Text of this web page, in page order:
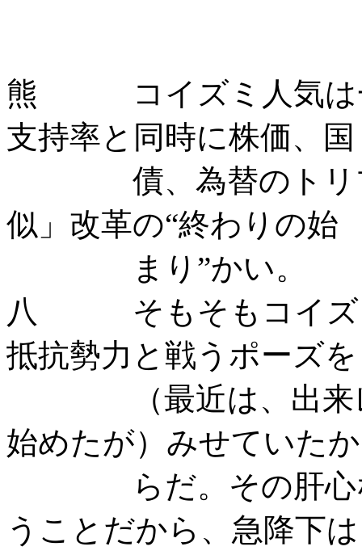
熊 コイズミ人気は一
支持率と同時に株価、国
債、為替のトリプ
似」改革の“終わりの始
まり”かい。
八 そもそもコイズミ
抵抗勢力と戦うポーズを
（最近は、出来レ
始めたが）みせていたか
らだ。その肝心な
うことだから、急降下は